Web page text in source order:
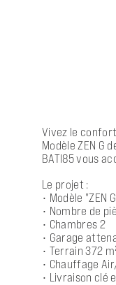
Vivez le
Modèle ZEN
BATI85 vous
Le projet :
• Modèle "ZEN
• Nombre de
• Chambres 2
• Garage
• Terrain 372
• Chauffage
• Livraison clé